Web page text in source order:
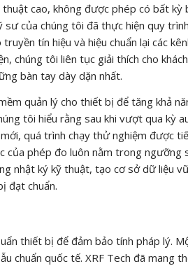
cao, không được phép có bất kỳ
của chúng tôi đã thực hiện quy
tín hiệu và hiệu chuẩn lại các
chúng tôi liên tục giải thích cho
bàn tay dày dặn nhất.
quản lý cho thiết bị để tăng khả
tôi hiểu rằng sau khi vượt qua kỳ
quá trình chạy thử nghiệm được
của phép đo luôn nằm trong ngưỡng
nhật ký kỹ thuật, tạo cơ sở dữ liệu
đạt chuẩn.
thiết bị để đảm bảo tính pháp lý.
chuẩn quốc tế. XRF Tech đã mang